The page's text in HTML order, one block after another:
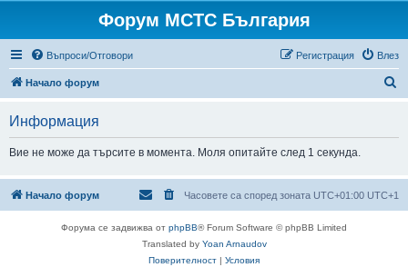
Форум МСТС България
Въпроси/Отговори Влез
Регистрация
Начало форум
е
Информация
Вие не може да търсите в момента. Моля опитайте след 1 секунда.
Начало форум Часовете са според зоната UTC+01:00 UTC+1
Форума се задвижва от phpBB® Forum Software © phpBB Limited
Translated by Yoan Arnaudov
Поверителност | Условия